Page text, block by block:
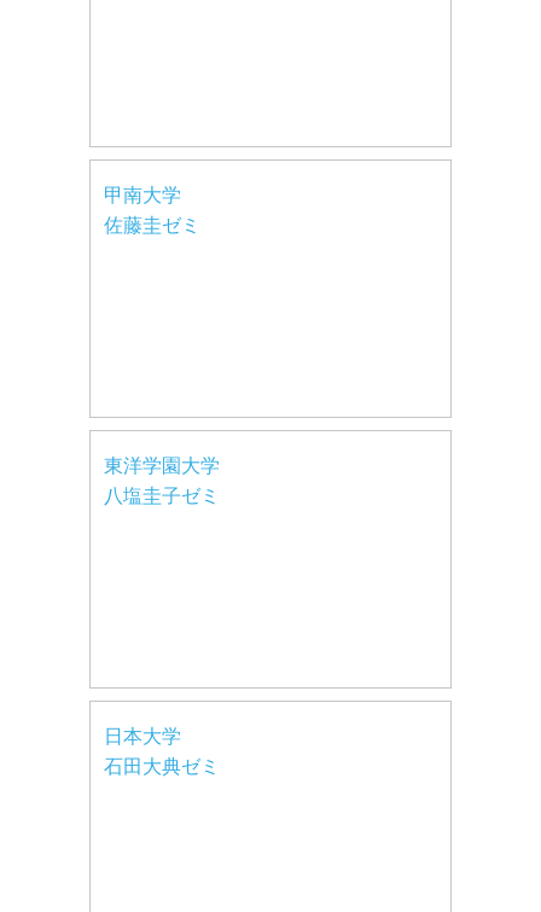
甲南大学
佐藤圭ゼミ
東洋学園大学
八塩圭子ゼミ
日本大学
石田大典ゼミ